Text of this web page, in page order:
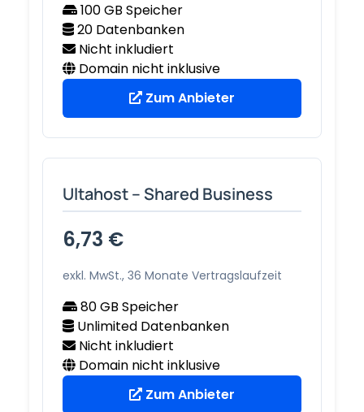
100 GB Speicher
20 Datenbanken
Nicht inkludiert
Domain nicht inklusive
Zum Anbieter
Ultahost – Shared Business
6,73 €
exkl. MwSt., 36 Monate Vertragslaufzeit
80 GB Speicher
Unlimited Datenbanken
Nicht inkludiert
Domain nicht inklusive
Zum Anbieter